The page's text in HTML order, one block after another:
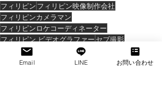
フィリピン フィリピン映像制作会社
フィリピンカメラマン
フィリピンロケコーディネーター
フィリピン ビデオグラファーセブ撮影
フィリピンロケコーディネート
フィリピン撮影
フィリピン日本人カメラマン
Email LINE お問い合わせ